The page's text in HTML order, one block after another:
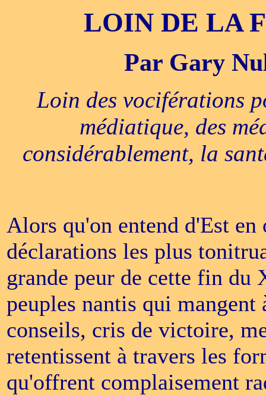
LOIN DE LA
Par Gary
Loin des vociférations
médiatique, des
considérablement, la
Alors qu'on entend d'Est en
déclarations les plus
grande peur de cette fin du
peuples nantis qui
conseils, cris de victoire,
retentissent à travers les
qu'offrent complaisement